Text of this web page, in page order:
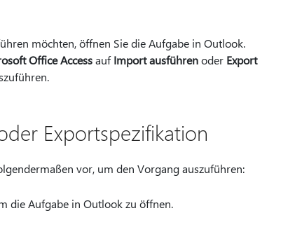
möchten, öffnen Sie die Aufgabe in Outlook.
Office AccessaufImport ausführenoder Export
Exportspezifikation
vor, um den Vorgang auszuführen:
die Aufgabe in Outlook zu öffnen.